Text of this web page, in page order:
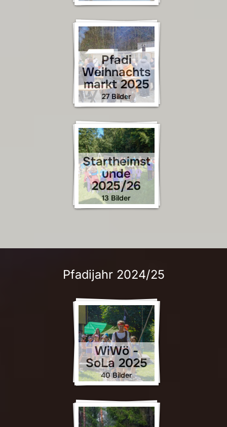
Pfadi
Weihnachts
markt 2025
27 Bilder
Startheimst
unde
2025/26
13 Bilder
Pfadijahr 2024/25
WiWö -
SoLa 2025
40 Bilder